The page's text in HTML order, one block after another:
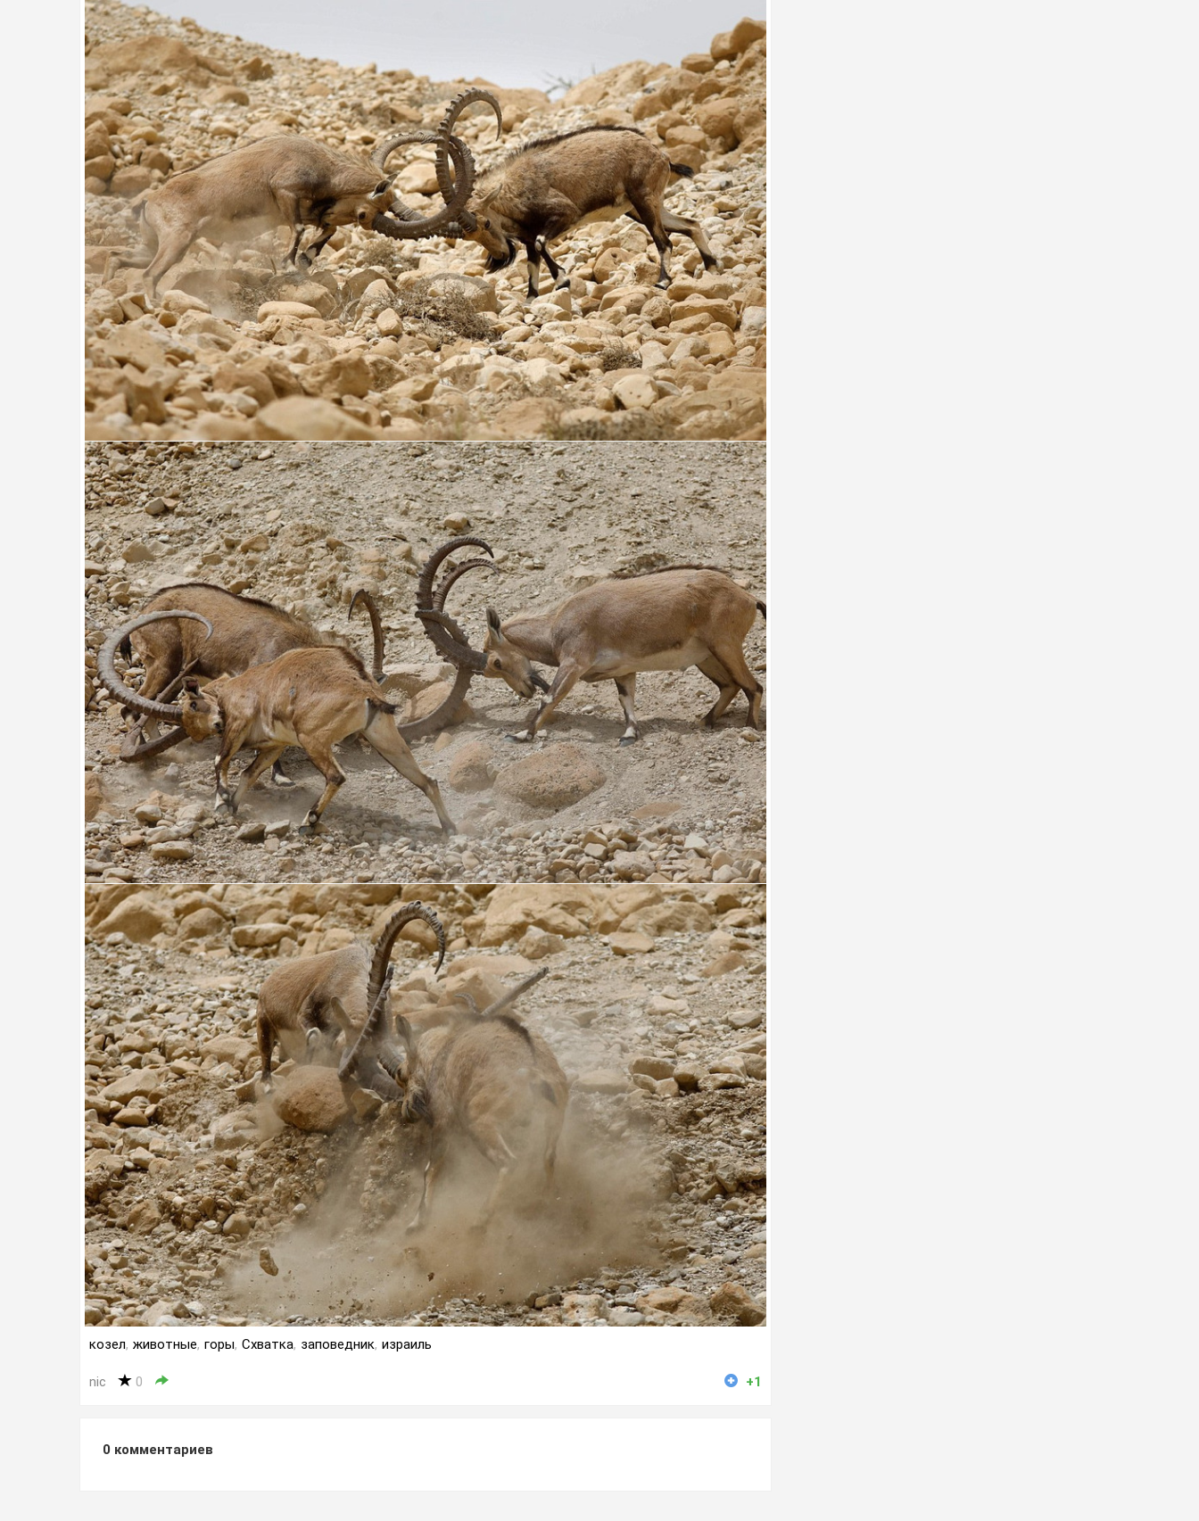
козел, животные, горы, Схватка, заповедник, израиль
nic 0 +1
0 комментариев